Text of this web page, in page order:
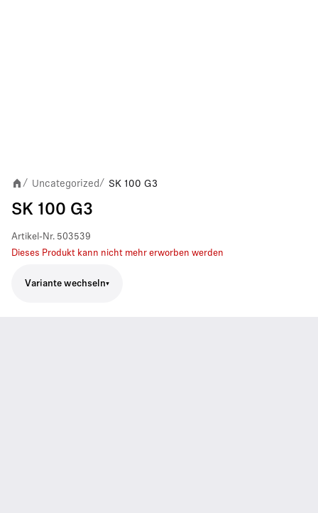
/ Uncategorized / SK 100 G3
SK 100 G3
Artikel-Nr. 503539
Dieses Produkt kann nicht mehr erworben werden
Variante wechseln